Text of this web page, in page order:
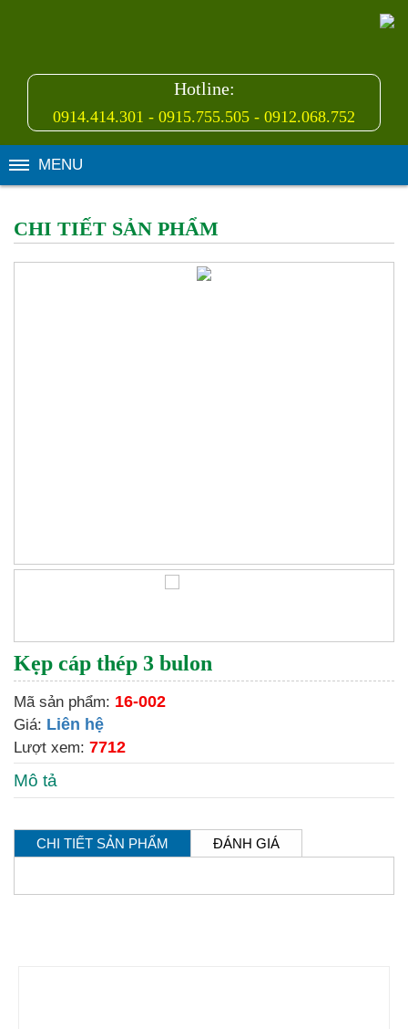
Hotline:
0914.414.301 - 0915.755.505 - 0912.068.752
MENU
CHI TIẾT SẢN PHẨM
Kẹp cáp thép 3 bulon
Mã sản phẩm: 16-002
Giá: Liên hệ
Lượt xem: 7712
Mô tả
CHI TIẾT SẢN PHẨM ĐÁNH GIÁ